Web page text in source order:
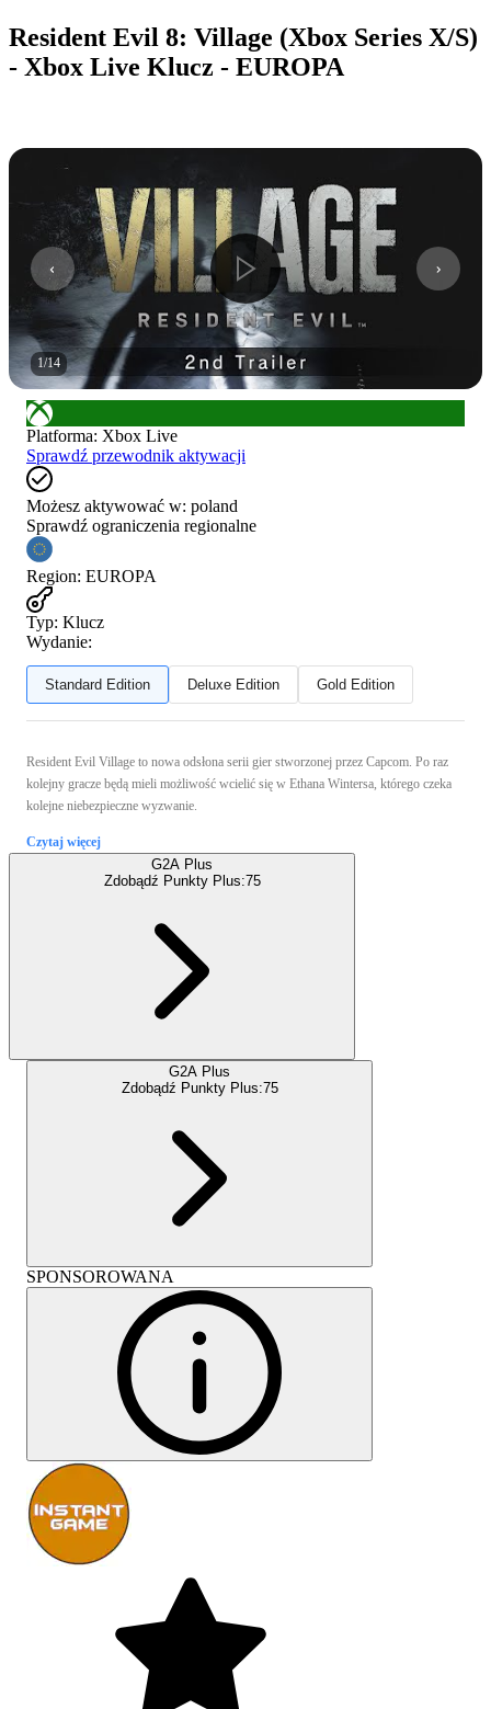
Resident Evil 8: Village (Xbox Series X/S)
- Xbox Live Klucz - EUROPA
1/14
Platforma: Xbox Live
Sprawdź przewodnik aktywacji
Możesz aktywować w: poland
Sprawdź ograniczenia regionalne
Region: EUROPA
Typ: Klucz
Wydanie:
Standard Edition Deluxe Edition Gold Edition
Resident Evil Village to nowa odsłona serii gier stworzonej przez Capcom. Po raz
kolejny gracze będą mieli możliwość wcielić się w Ethana Wintersa, którego czeka
kolejne niebezpieczne wyzwanie.
Czytaj więcej
G2A Plus
Zdobądź Punkty Plus:75
G2A Plus
Zdobądź Punkty Plus:75
SPONSOROWANA